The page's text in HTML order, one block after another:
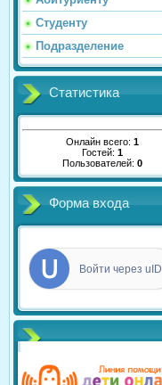
Студенту
Подразделение
Статистика
Онлайн всего: 1
Гостей: 1
Пользователей: 0
Форма входа
Войти через uID